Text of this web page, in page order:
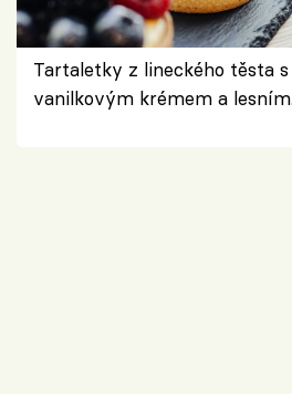
Tartaletky z lineckého těsta s
vanilkovým krémem a lesním